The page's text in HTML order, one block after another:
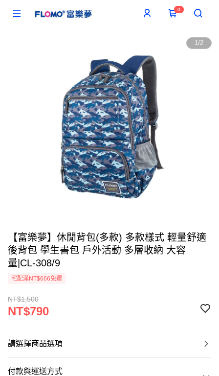
0
1/2
【富樂夢】休閒背包(多款) 多款樣式 輕量舒適
後背包 學生書包 戶外活動 多層收納 大容
量|CL-308/9
宅配滿NT$666免運
NT$1,500
NT$790
請選擇商品選項
付款與運送方式